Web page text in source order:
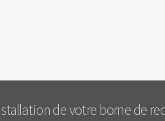
de votre borne de